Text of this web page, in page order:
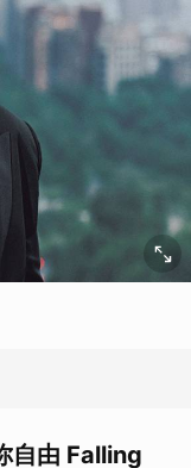
自由 Falling